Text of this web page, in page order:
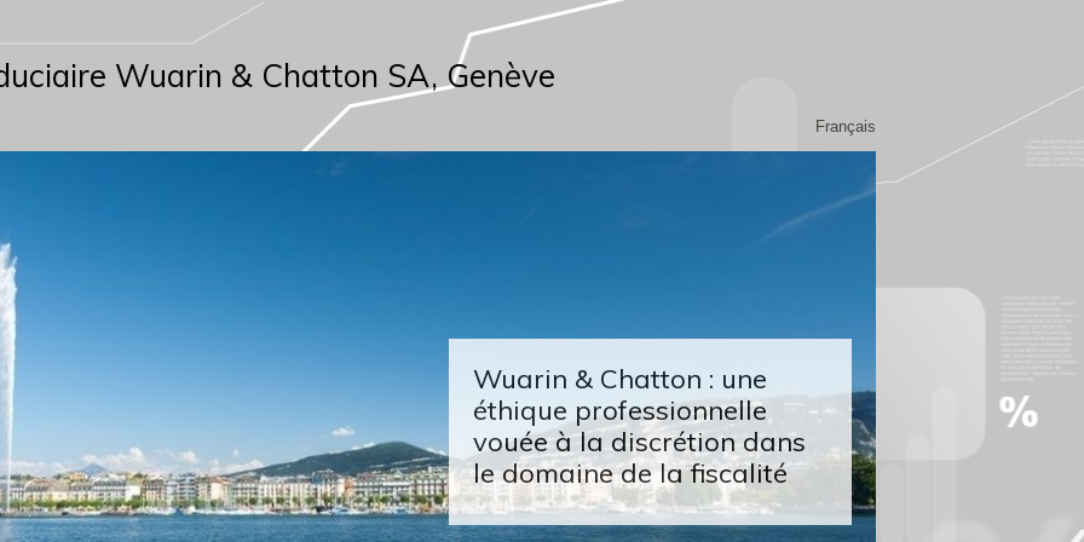
Français
Wuarin & Chatton SA, Genève
Wuarin & Chatton : une
éthique professionnelle
vouée à la discrétion dans
le domaine de la fiscalité